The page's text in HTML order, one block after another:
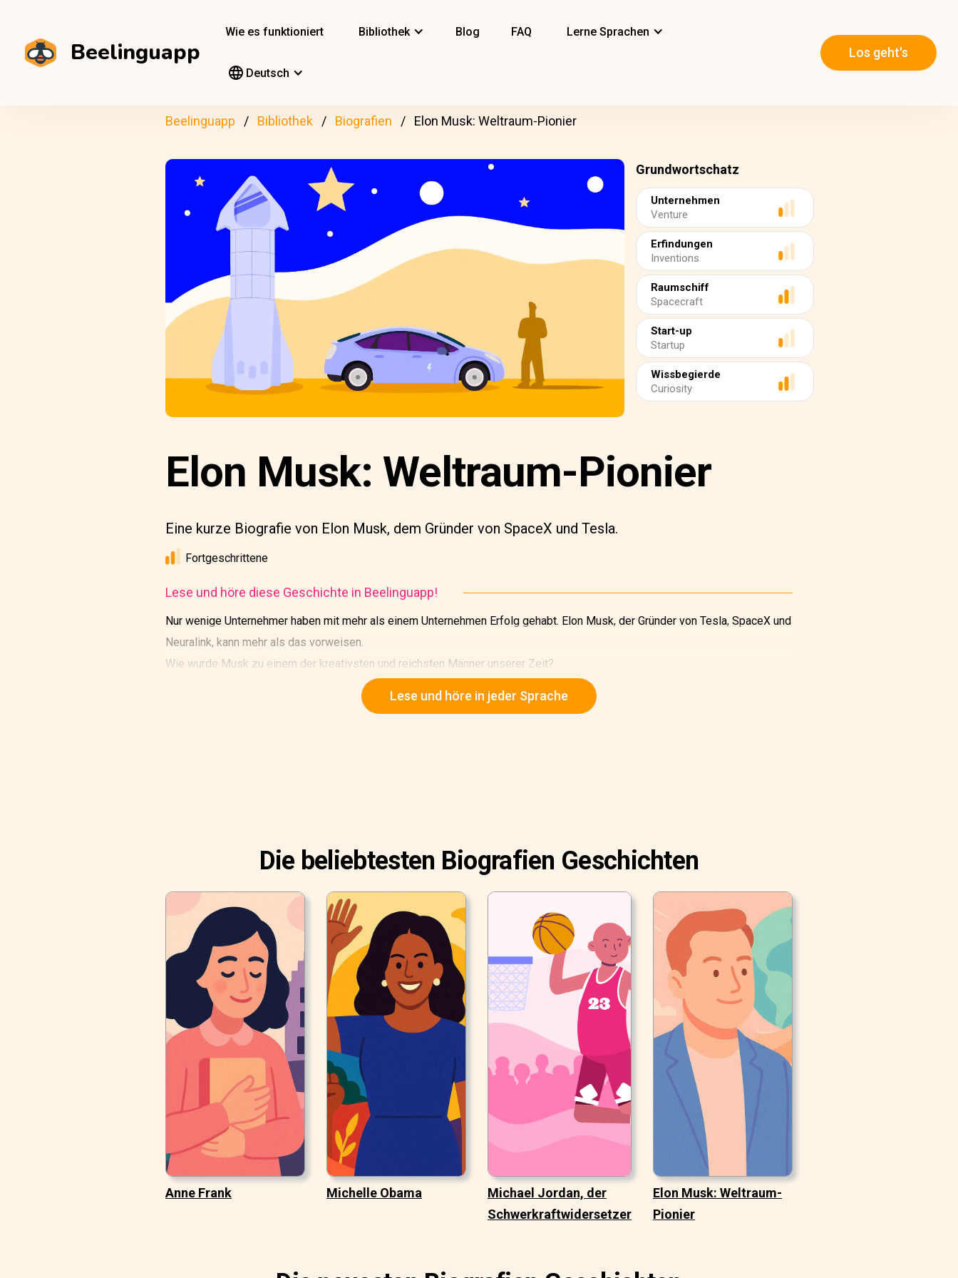
Beelinguapp
Wie es funktioniert Bibliothek Blog FAQ Lerne Sprachen
Deutsch
Los geht's
Beelinguapp Bibliothek Biografien Elon Musk: Weltraum-Pionier
Grundwortschatz
Unternehmen
Venture
Erfindungen
Inventions
Raumschiff
Spacecraft
Start-up
Startup
Wissbegierde
Curiosity
Elon Musk: Weltraum-Pionier
Eine kurze Biografie von Elon Musk, dem Gründer von SpaceX und Tesla.
Fortgeschrittene
Lese und höre diese Geschichte in Beelinguapp!
Nur wenige Unternehmer haben mit mehr als einem Unternehmen Erfolg gehabt. Elon Musk, der Gründer von Tesla, SpaceX und
Neuralink, kann mehr als das vorweisen.
Wie wurde Musk zu einem der kreativsten und reichsten Männer unserer Zeit?
Lese und höre in jeder Sprache
Die beliebtesten Biografien Geschichten
Anne Frank Michelle Obama
Michael Jordan, der
Schwerkraftwidersetzer
Elon Musk: Weltraum-
Pionier